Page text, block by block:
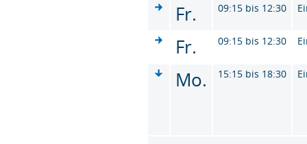
Fr. 09:15 bis 12:30
Fr. 09:15 bis 12:30
Mo. 15:15 bis 18:30